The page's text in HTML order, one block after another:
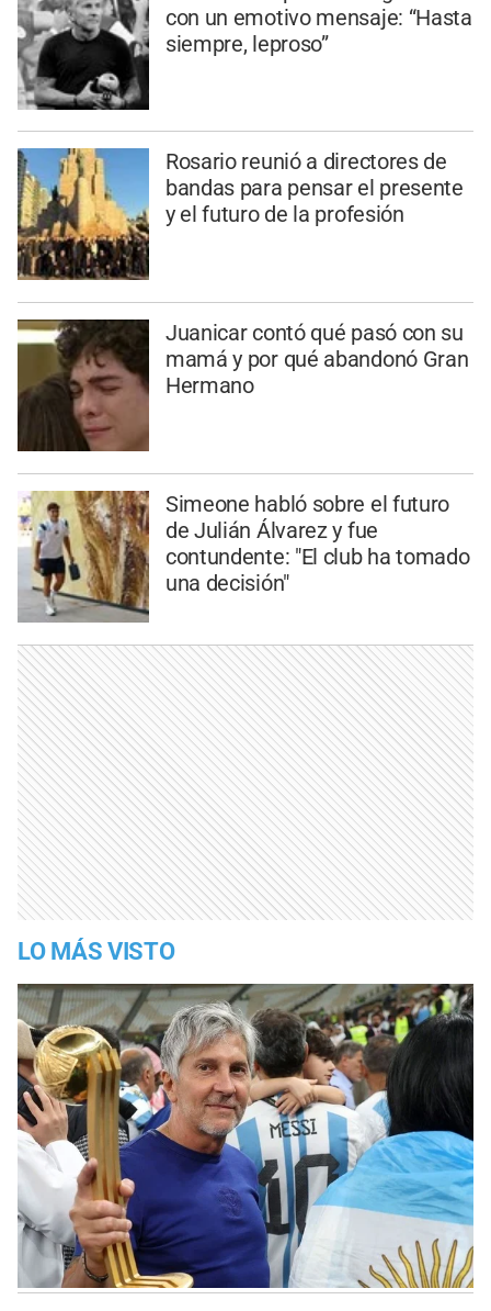
con un emotivo mensaje: “Hasta
siempre, leproso”
Rosario reunió a directores de
bandas para pensar el presente
y el futuro de la profesión
Juanicar contó qué pasó con su
mamá y por qué abandonó Gran
Hermano
Simeone habló sobre el futuro
de Julián Álvarez y fue
contundente: "El club ha tomado
una decisión"
LO MÁS VISTO